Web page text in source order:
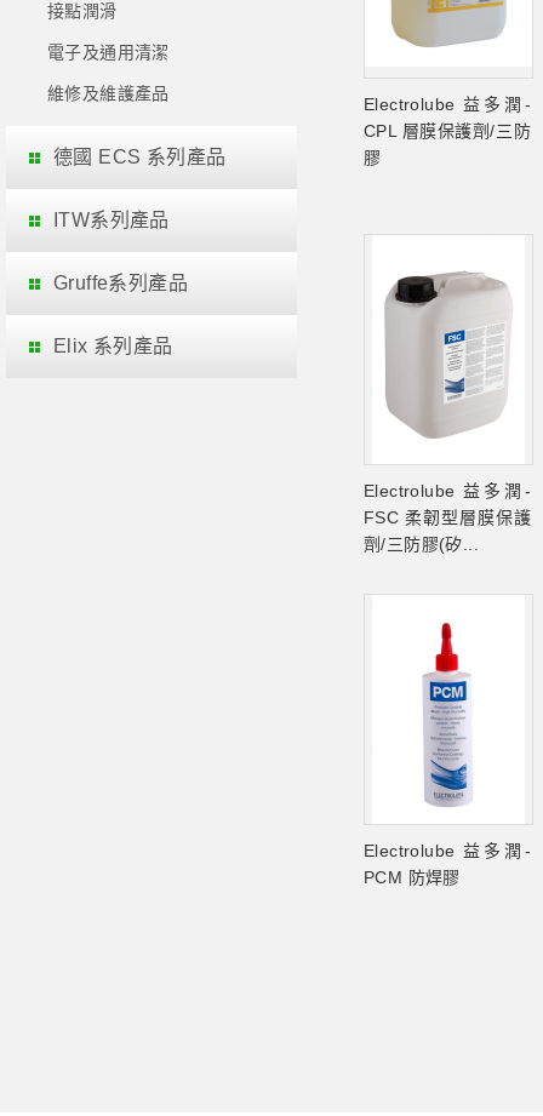
接點潤滑
電子及通用清潔
維修及維護產品
德國 ECS 系列產品
ITW系列產品
Gruffe系列產品
Elix 系列產品
Electrolube 益多潤-
CPL 層膜保護劑/三防
膠
Electrolube 益多潤-
FSC 柔韌型層膜保護
劑/三防膠(矽...
Electrolube 益多潤-
PCM 防焊膠